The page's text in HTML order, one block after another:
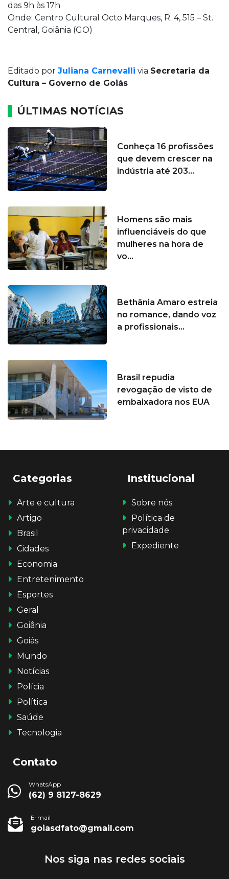
das 9h às 17h
Onde: Centro Cultural Octo Marques, R. 4, 515 – St.
Central, Goiânia (GO)
Editado por Juliana Carnevalli via Secretaria da
Cultura – Governo de Goiás
ÚLTIMAS NOTÍCIAS
Conheça 16 profissões
que devem crescer na
indústria até 203...
Homens são mais
influenciáveis do que
mulheres na hora de
vo...
Bethânia Amaro estreia
no romance, dando voz
a profissionais...
Brasil repudia
revogação de visto de
embaixadora nos EUA
Categorias
Arte e cultura
Artigo
Brasil
Cidades
Economia
Entretenimento
Esportes
Geral
Goiânia
Goiás
Mundo
Notícias
Polícia
Política
Saúde
Tecnologia
Institucional
Sobre nós
Política de
privacidade
Expediente
Contato
WhatsApp
(62) 9 8127-8629
E-mail
goiasdfato@gmail.com
Nos siga nas redes sociais